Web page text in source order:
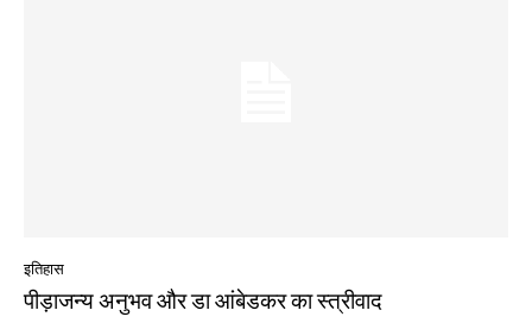
इतिहास
पीड़ाजन्य अनुभव और डा आंबेडकर का स्त्रीवाद